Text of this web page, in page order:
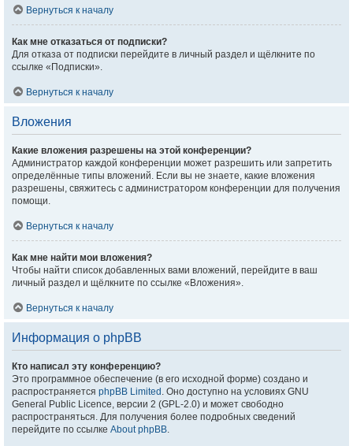
Вернуться к началу
Как мне отказаться от подписки?
Для отказа от подписки перейдите в личный раздел и щёлкните по
ссылке «Подписки».
Вернуться к началу
Вложения
Какие вложения разрешены на этой конференции?
Администратор каждой конференции может разрешить или запретить
определённые типы вложений. Если вы не знаете, какие вложения
разрешены, свяжитесь с администратором конференции для получения
помощи.
Вернуться к началу
Как мне найти мои вложения?
Чтобы найти список добавленных вами вложений, перейдите в ваш
личный раздел и щёлкните по ссылке «Вложения».
Вернуться к началу
Информация о phpBB
Кто написал эту конференцию?
Это программное обеспечение (в его исходной форме) создано и
распространяется phpBB Limited . Оно доступно на условиях GNU
General Public Licence, версии 2 (GPL-2.0) и может свободно
распространяться. Для получения более подробных сведений
перейдите по ссылке About phpBB.